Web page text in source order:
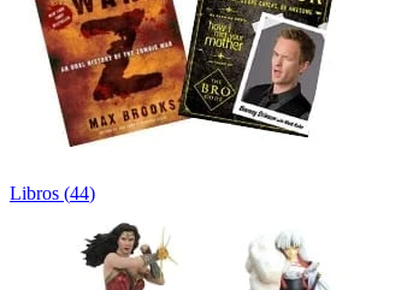
Libros (44)